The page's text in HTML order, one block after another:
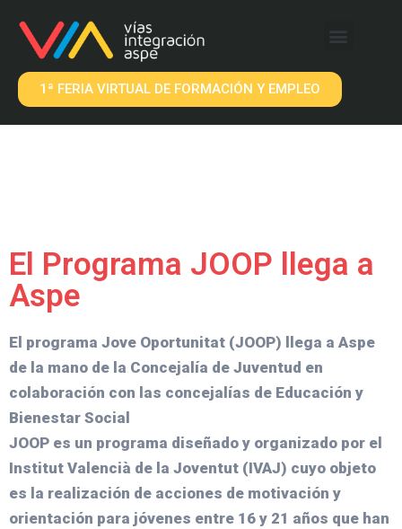
1ª FERIA VIRTUAL DE FORMACIÓN Y EMPLEO
El Programa JOOP llega a
Aspe
El programa Jove Oportunitat (JOOP) llega a Aspe
de la mano de la Concejalía de Juventud en
colaboración con las concejalías de Educación y
Bienestar Social
JOOP es un programa diseñado y organizado por el
Institut Valencià de la Joventut (IVAJ) cuyo objeto
es la realización de acciones de motivación y
orientación para jóvenes entre 16 y 21 años que han